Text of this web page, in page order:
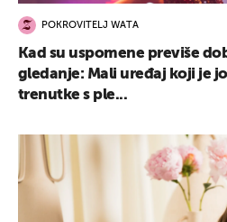
POKROVITELJ WATA
Kad su uspomene previše
gledanje: Mali uređaj koji je
trenutke s ple...